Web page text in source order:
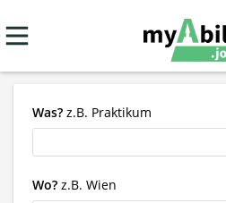
Was? z.B. Praktikum
Wo? z.B. Wien